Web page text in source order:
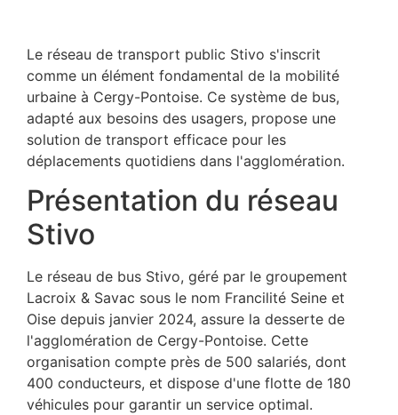
Le réseau de transport public Stivo s'inscrit
comme un élément fondamental de la mobilité
urbaine à Cergy-Pontoise. Ce système de bus,
adapté aux besoins des usagers, propose une
solution de transport efficace pour les
déplacements quotidiens dans l'agglomération.
Présentation du réseau
Stivo
Le réseau de bus Stivo, géré par le groupement
Lacroix & Savac sous le nom Francilité Seine et
Oise depuis janvier 2024, assure la desserte de
l'agglomération de Cergy-Pontoise. Cette
organisation compte près de 500 salariés, dont
400 conducteurs, et dispose d'une flotte de 180
véhicules pour garantir un service optimal.